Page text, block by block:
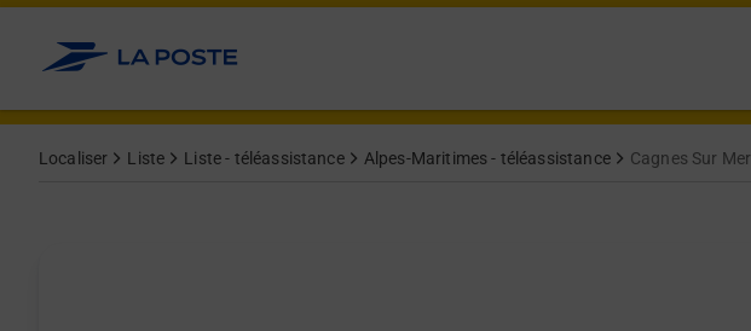
Allez au contenu
Localiser Liste Liste - téléassistance Alpes-Maritimes - téléassistance Cagnes Sur
Afficher ou masquer la réponse
Afficher ou masquer la réponse
Afficher ou masquer la réponse